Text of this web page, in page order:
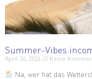
Summer-Vibes
April 26, 2024 Keine
Na, wer hat das